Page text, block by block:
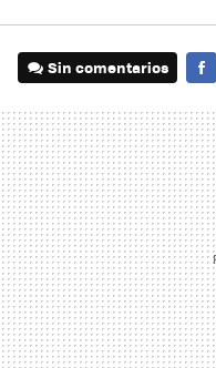
Sin comentarios